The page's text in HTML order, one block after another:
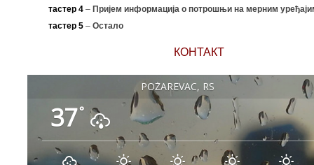
тастер 4 – Пријем информација о потрошњи на мерним
тастер 5 – Остало
КОНТАКТ
POŽAREVAC, RS
37°